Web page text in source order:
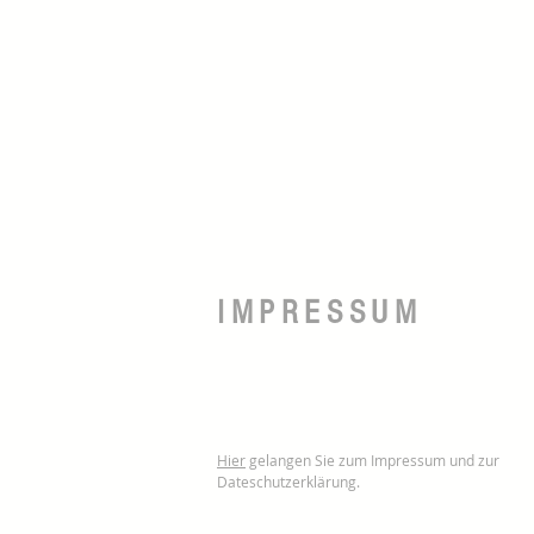
IMPRESSUM
Hier gelangen Sie zum Impressum und zur
Dateschutzerklärung.